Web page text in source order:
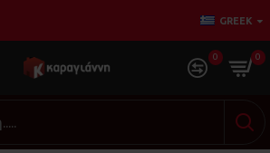
GREEK
0 0